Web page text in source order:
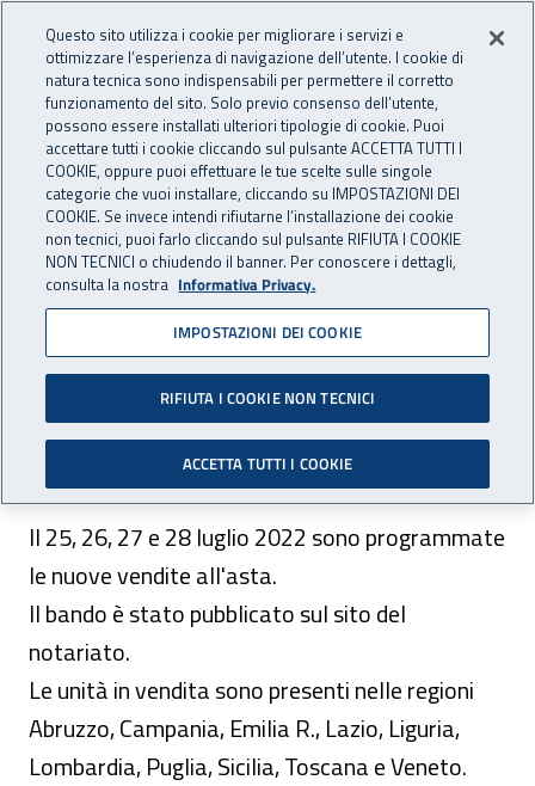
INAIL - Istituto Nazionale
Apri cerca
Navigazione principale
Navigazione - Ti trovi in:
Home Inail comunica Avvisi
Aste immobiliari: pubblicate
le aste programmate per il
mese di luglio 2022
Dal 25 al 28 luglio 2022 si svolgono le nuove
vendite all'asta del patrimonio Inail.
Il 25, 26, 27 e 28 luglio 2022 sono programmate
le nuove vendite all'asta.
Il bando è stato pubblicato sul sito del
notariato.
Le unità in vendita sono presenti nelle regioni
Abruzzo, Campania, Emilia R., Lazio, Liguria,
Lombardia, Puglia, Sicilia, Toscana e Veneto.
Questo sito utilizza i cookie per migliorare i servizi e
ottimizzare l’esperienza di navigazione dell’utente. I cookie di
natura tecnica sono indispensabili per permettere il corretto
funzionamento del sito. Solo previo consenso dell’utente,
possono essere installati ulteriori tipologie di cookie. Puoi
accettare tutti i cookie cliccando sul pulsante ACCETTA TUTTI I
COOKIE, oppure puoi effettuare le tue scelte sulle singole
categorie che vuoi installare, cliccando su IMPOSTAZIONI DEI
COOKIE. Se invece intendi rifiutarne l’installazione dei cookie
non tecnici, puoi farlo cliccando sul pulsante RIFIUTA I COOKIE
NON TECNICI o chiudendo il banner. Per conoscere i dettagli,
consulta la nostra Informativa Privacy.
IMPOSTAZIONI DEI COOKIE
RIFIUTA I COOKIE NON TECNICI
ACCETTA TUTTI I COOKIE